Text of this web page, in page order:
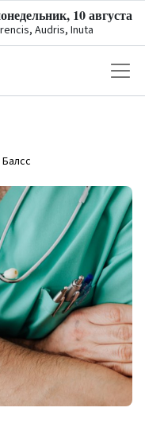
10 августа
Audris, Inuta